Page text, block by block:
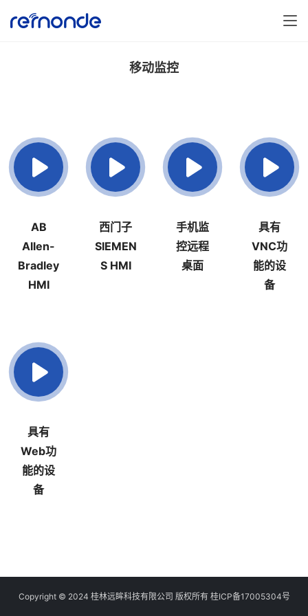
移动监控
AB
Allen-
Bradley
HMI
西门子
SIEMEN
S HMI
手机监
控远程
桌面
具有
VNC功
能的设
备
具有
Web功
能的设
备
Copyright © 2024 桂林远眸科技有限公司 版权所有 桂ICP备17005304号